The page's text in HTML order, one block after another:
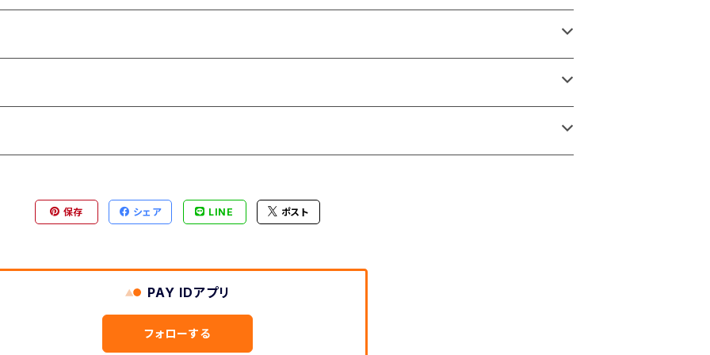
保存 シェア LINE ポスト
PAY IDアプリ
フォローする